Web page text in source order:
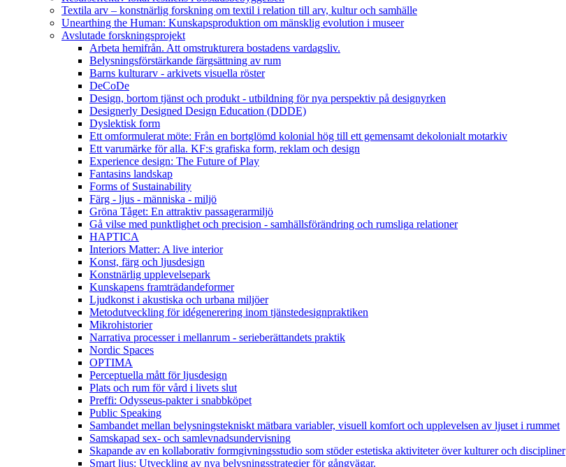
Textila arv – konstnärlig forskning om textil i relation till arv, kultur och samhälle
Unearthing the Human: Kunskapsproduktion om mänsklig evolution i museer
Avslutade forskningsprojekt
Arbeta hemifrån. Att omstrukturera bostadens vardagsliv.
Belysningsförstärkande färgsättning av rum
Barns kulturarv - arkivets visuella röster
DeCoDe
Design, bortom tjänst och produkt - utbildning för nya perspektiv på designyrken
Designerly Designed Design Education (DDDE)
Dyslektisk form
Ett omformulerat möte: Från en bortglömd kolonial hög till ett gemensamt dekolonialt motarkiv
Ett varumärke för alla. KF:s grafiska form, reklam och design
Experience design: The Future of Play
Fantasins landskap
Forms of Sustainability
Färg - ljus - människa - miljö
Gröna Tåget: En attraktiv passagerarmiljö
Gå vilse med punktlighet och precision - samhällsförändring och rumsliga relationer
HAPTICA
Interiors Matter: A live interior
Konst, färg och ljusdesign
Konstnärlig upplevelsepark
Kunskapens framträdandeformer
Ljudkonst i akustiska och urbana miljöer
Metodutveckling för idégenerering inom tjänstedesignpraktiken
Mikrohistorier
Narrativa processer i mellanrum - serieberättandets praktik
Nordic Spaces
OPTIMA
Perceptuella mått för ljusdesign
Plats och rum för vård i livets slut
Preffi: Odysseus-pakter i snabbköpet
Public Speaking
Sambandet mellan belysningstekniskt mätbara variabler, visuell komfort och upplevelsen av ljuset i rummet
Samskapad sex- och samlevnadsundervisning
Skapande av en kollaborativ formgivningsstudio som stöder estetiska aktiviteter över kulturer och discipliner
Smart ljus: Utveckling av nya belysningsstrategier för gångvägar.